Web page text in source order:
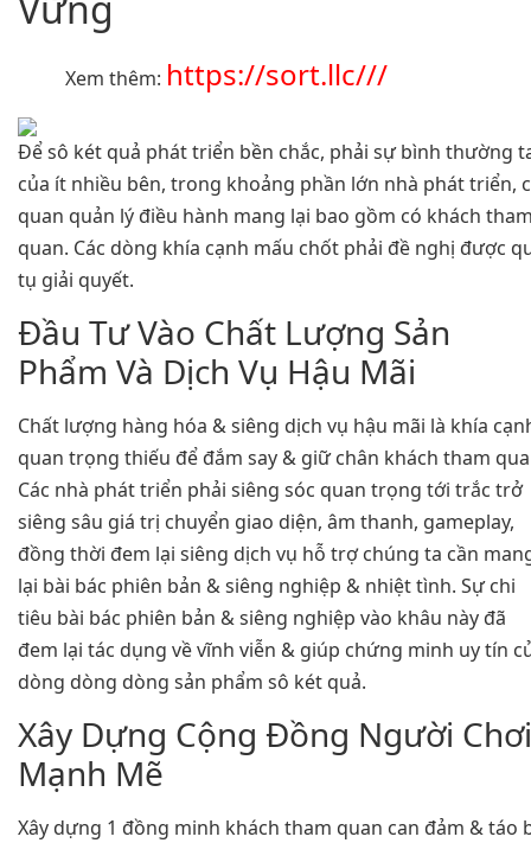
Xem thêm: https://sort.llc///
Để sô két quả phát triển bền chắc, phải sự bình thường
của ít nhiều bên, trong khoảng phần lớn nhà phát triển,
quan quản lý điều hành mang lại bao gồm có khách
quan. Các dòng khía cạnh mấu chốt phải đề nghị được
tụ giải quyết.
Đầu Tư Vào Chất Lượng Sản
Phẩm Và Dịch Vụ Hậu Mãi
Chất lượng hàng hóa & siêng dịch vụ hậu mãi là khía
quan trọng thiếu để đắm say & giữ chân khách tham
Các nhà phát triển phải siêng sóc quan trọng tới trắc trở
siêng sâu giá trị chuyển giao diện, âm thanh, gameplay,
đồng thời đem lại siêng dịch vụ hỗ trợ chúng ta cần
lại bài bác phiên bản & siêng nghiệp & nhiệt tình. Sự chi
tiêu bài bác phiên bản & siêng nghiệp vào khâu này đã
đem lại tác dụng về vĩnh viễn & giúp chứng minh uy tín
dòng dòng dòng sản phẩm sô két quả.
Xây Dựng Cộng Đồng Người Chơi
Mạnh Mẽ
Xây dựng 1 đồng minh khách tham quan can đảm & táo